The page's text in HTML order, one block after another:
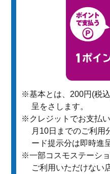
※基本とは、200円(税
呈をさします。
※クレジットでお支払
月10日までのご利用
ード提示分は即時進
※一部コスモステーシ
ご利用いただけない